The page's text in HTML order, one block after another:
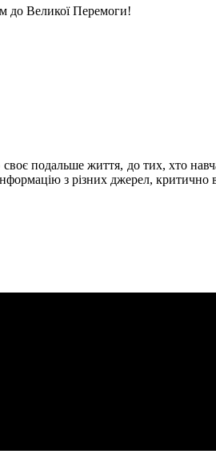
до Великої Перемоги!
своє подальше життя, до тих, хто
з різних джерел, критично